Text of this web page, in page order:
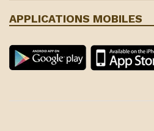
APPLICATIONS MOBILES